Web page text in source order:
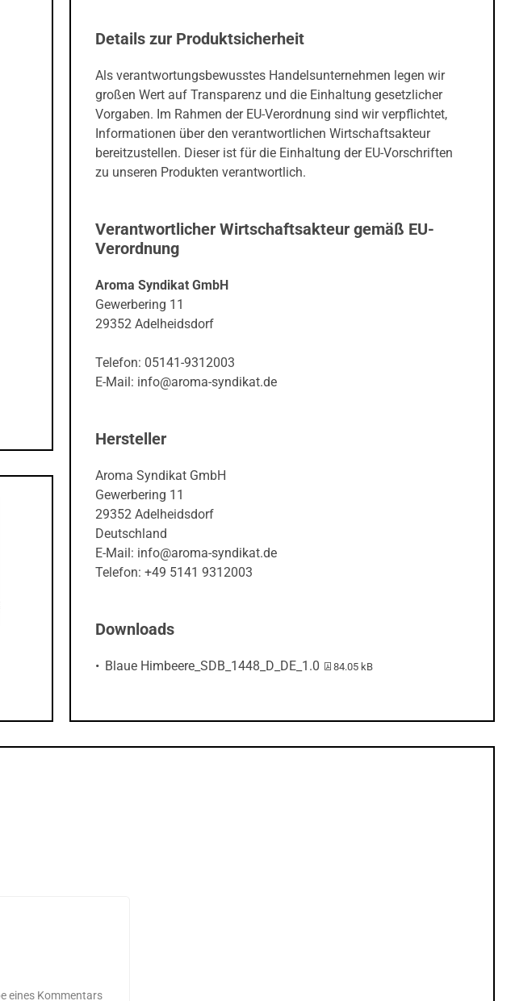
Details zur Produktsicherheit
Als verantwortungsbewusstes Handelsunternehmen legen wir
großen Wert auf Transparenz und die Einhaltung gesetzlicher
Vorgaben. Im Rahmen der EU-Verordnung sind wir verpflichtet,
Informationen über den verantwortlichen Wirtschaftsakteur
bereitzustellen. Dieser ist für die Einhaltung der EU-Vorschriften
zu unseren Produkten verantwortlich.
Verantwortlicher Wirtschaftsakteur gemäß EU-
Verordnung
Aroma Syndikat GmbH
Gewerbering 11
29352 Adelheidsdorf
Telefon: 05141-9312003
E-Mail: info@aroma-syndikat.de
Hersteller
Aroma Syndikat GmbH
Gewerbering 11
29352 Adelheidsdorf
Deutschland
E-Mail: info@aroma-syndikat.de
Telefon: +49 5141 9312003
Downloads
Blaue Himbeere_SDB_1448_D_DE_1.0 PDF-Datei:
84.05 kB
eines Kommentars